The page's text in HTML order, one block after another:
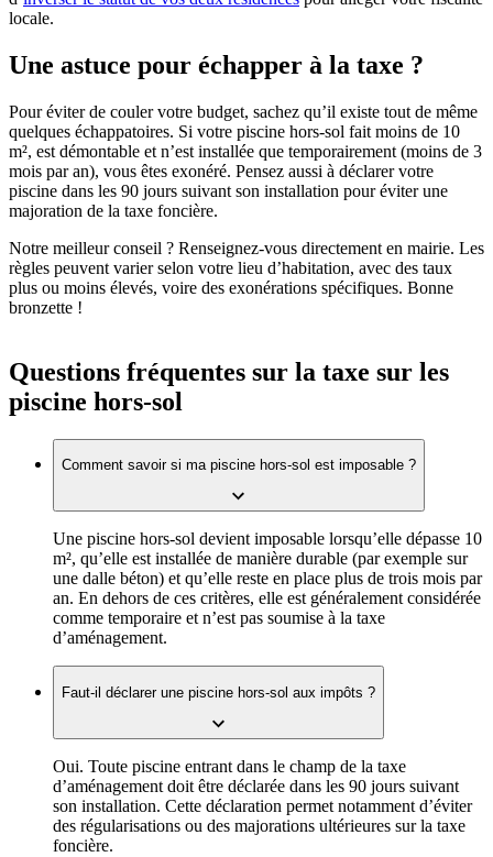
locale.
Une astuce pour échapper à la taxe ?
Pour éviter de couler votre budget, sachez qu’il existe tout de même
quelques échappatoires. Si votre piscine hors-sol fait moins de 10
m², est démontable et n’est installée que temporairement (moins de 3
mois par an), vous êtes exonéré. Pensez aussi à déclarer votre
piscine dans les 90 jours suivant son installation pour éviter une
majoration de la taxe foncière.
Notre meilleur conseil ? Renseignez-vous directement en mairie. Les
règles peuvent varier selon votre lieu d’habitation, avec des taux
plus ou moins élevés, voire des exonérations spécifiques. Bonne
bronzette !
Questions fréquentes sur la taxe sur les
piscine hors-sol
Comment savoir si ma piscine hors-sol est imposable ?
Une piscine hors-sol devient imposable lorsqu’elle dépasse 10
m², qu’elle est installée de manière durable (par exemple sur
une dalle béton) et qu’elle reste en place plus de trois mois par
an. En dehors de ces critères, elle est généralement considérée
comme temporaire et n’est pas soumise à la taxe
d’aménagement.
Faut-il déclarer une piscine hors-sol aux impôts ?
Oui. Toute piscine entrant dans le champ de la taxe
d’aménagement doit être déclarée dans les 90 jours suivant
son installation. Cette déclaration permet notamment d’éviter
des régularisations ou des majorations ultérieures sur la taxe
foncière.